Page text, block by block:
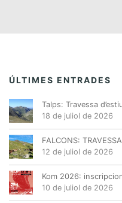
ÚLTIMES ENTRADES
Talps: Travessa
18 de juliol de 2026
FALCONS:
12 de juliol de 2026
Kom 2026:
10 de juliol de 2026